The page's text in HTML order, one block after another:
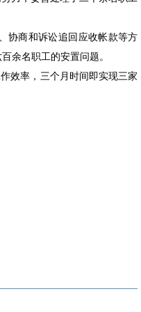
协商和诉讼追回应收帐款等方
余名职工的安置问题。
效率，三个月时间即实现三家